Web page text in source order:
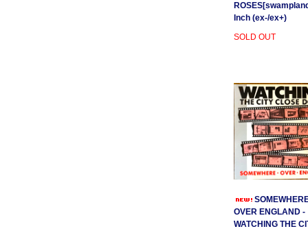
Inch (ex-/ex+)
SOLD OUT
OVER ENGLAND -
WATCHING THE